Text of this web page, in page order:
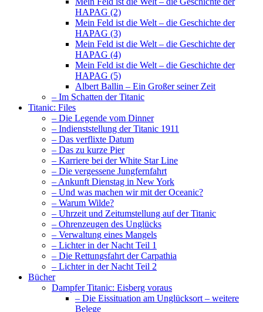
HAPAG (2)
Mein Feld ist die Welt – die Geschichte der
HAPAG (3)
Mein Feld ist die Welt – die Geschichte der
HAPAG (4)
Mein Feld ist die Welt – die Geschichte der
HAPAG (5)
Albert Ballin – Ein Großer seiner Zeit
– Im Schatten der Titanic
Titanic: Files
– Die Legende vom Dinner
– Indienststellung der Titanic 1911
– Das verflixte Datum
– Das zu kurze Pier
– Karriere bei der White Star Line
– Die vergessene Jungfernfahrt
– Ankunft Dienstag in New York
– Und was machen wir mit der Oceanic?
– Warum Wilde?
– Uhrzeit und Zeitumstellung auf der Titanic
– Ohrenzeugen des Unglücks
– Verwaltung eines Mangels
– Lichter in der Nacht Teil 1
– Die Rettungsfahrt der Carpathia
– Lichter in der Nacht Teil 2
Bücher
Dampfer Titanic: Eisberg voraus
– Die Eissituation am Unglücksort – weitere
Belege